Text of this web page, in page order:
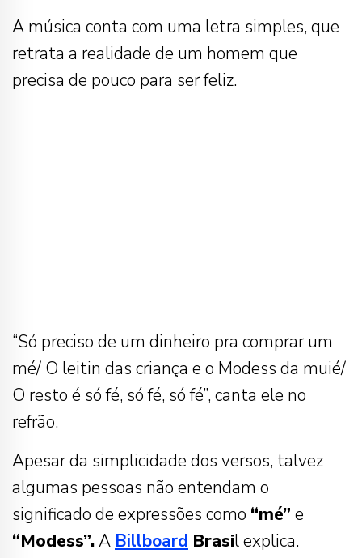
A música conta com uma letra simples, que
retrata a realidade de um homem que
precisa de pouco para ser feliz.
“Só preciso de um dinheiro pra comprar um
mé/ O leitin das criança e o Modess da muié/
O resto é só fé, só fé, só fé”, canta ele no
refrão.
Apesar da simplicidade dos versos, talvez
algumas pessoas não entendam o
significado de expressões como “mé” e
“Modess”.A Billboard Brasil explica.